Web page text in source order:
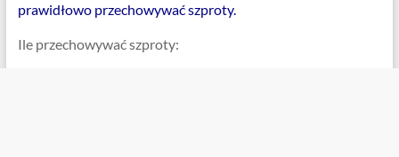
prawidłowo przechowywać szproty.
Ile przechowywać szproty: